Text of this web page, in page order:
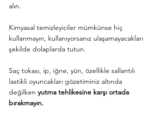
alın.
Kimyasal temizleyiciler mümkünse hiç
kullanmayın, kullanıyorsanız ulaşamayacakları
şekilde dolaplarda tutun.
Saç tokası, ip, iğne, yün, özellikle sallantılı
lastikli oyuncakları gözetiminiz altında
değilken yutma tehlikesine karşı ortada
bırakmayın.